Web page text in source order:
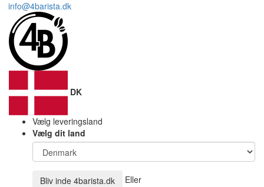
info@4barista.dk
DK
Vælg leveringsland
Vælg dit land
Bliv inde 4barista.dk Eller